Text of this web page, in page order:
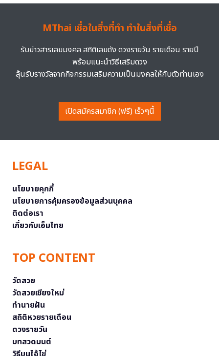
MThai เชื่อในสิ่งที่ทำ ทำในสิ่งที่เชื่อ
รับข่าวสารเลขมงคล สถิติเลขดัง ดวงรายวัน รายเดือน รายปี
พร้อมแนะนำวิธีเสริมดวง
ลุ้นรับรางวัลจากกิจกรรมเสริมความเป็นมงคลให้กับตัวท่านเอง
เปิดสมัครสมาชิก (ฟรี) เร็วๆนี้
LEGAL
นโยบายคุกกี้
นโยบายการคุ้มครองข้อมูลส่วนบุคคล
ติดต่อเรา
เกี่ยวกับเอ็มไทย
TOP CONTENT
วัดสวย
วัดสวยเชียงใหม่
ทำนายฝัน
สถิติหวยรายเดือน
ดวงรายวัน
บทสวดมนต์